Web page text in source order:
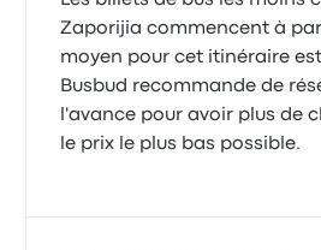
Zaporijia commencent à
moyen pour cet itinéraire est
Busbud recommande de
l'avance pour avoir plus de
le prix le plus bas possible.